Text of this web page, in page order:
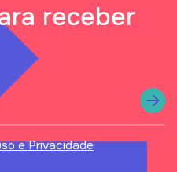
receber
e Privacidade